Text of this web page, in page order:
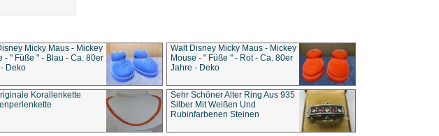
Micky Maus - Mickey
- " Füße " - Blau - Ca. 80er
Deko
Walt Disney Micky Maus - Mickey
Mouse - " Füße " - Rot - Ca. 80er
Jahre - Deko
Korallenkette
Sehr Schöner Alter Ring Aus 935
Silber Mit Weißen Und
Rubinfarbenen Steinen